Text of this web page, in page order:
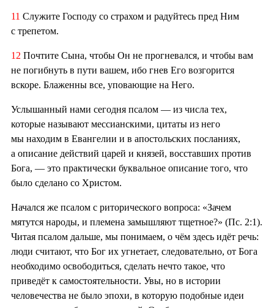
11 Служите Господу со страхом и радуйтесь пред Ним
с трепетом.
12 Почтите Сына, чтобы Он не прогневался, и чтобы вам
не погибнуть в пути вашем, ибо гнев Его возгорится
вскоре. Блаженны все, уповающие на Него.
Услышанный нами сегодня псалом — из числа тех,
которые называют мессианскими, цитаты из него
мы находим в Евангелии и в апостольских посланиях,
а описание действий царей и князей, восставших против
Бога, — это практически буквальное описание того, что
было сделано со Христом.
Начался же псалом с риторического вопроса: «Зачем
мятутся народы, и племена замышляют тщетное?» (Пс. 2:1).
Читая псалом дальше, мы понимаем, о чём здесь идёт речь:
люди считают, что Бог их угнетает, следовательно, от Бога
необходимо освободиться, сделать нечто такое, что
приведёт к самостоятельности. Увы, но в истории
человечества не было эпохи, в которую подобные идеи